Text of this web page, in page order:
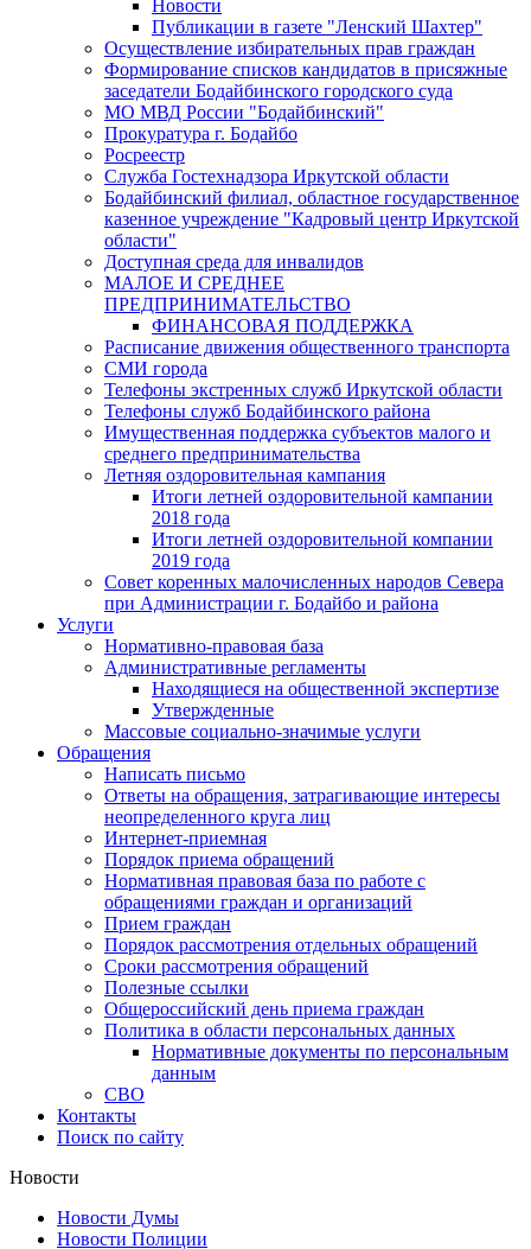
Новости
Публикации в газете "Ленский Шахтер"
Осуществление избирательных прав граждан
Формирование списков кандидатов в присяжные
заседатели Бодайбинского городского суда
МО МВД России "Бодайбинский"
Прокуратура г. Бодайбо
Росреестр
Служба Гостехнадзора Иркутской области
Бодайбинский филиал, областное государственное
казенное учреждение "Кадровый центр Иркутской
области"
Доступная среда для инвалидов
МАЛОЕ И СРЕДНЕЕ
ПРЕДПРИНИМАТЕЛЬСТВО
ФИНАНСОВАЯ ПОДДЕРЖКА
Расписание движения общественного транспорта
СМИ города
Телефоны экстренных служб Иркутской области
Телефоны служб Бодайбинского района
Имущественная поддержка субъектов малого и
среднего предпринимательства
Летняя оздоровительная кампания
Итоги летней оздоровительной кампании
2018 года
Итоги летней оздоровительной компании
2019 года
Совет коренных малочисленных народов Севера
при Администрации г. Бодайбо и района
Услуги
Нормативно-правовая база
Административные регламенты
Находящиеся на общественной экспертизе
Утвержденные
Массовые социально-значимые услуги
Обращения
Написать письмо
Ответы на обращения, затрагивающие интересы
неопределенного круга лиц
Интернет-приемная
Порядок приема обращений
Нормативная правовая база по работе с
обращениями граждан и организаций
Прием граждан
Порядок рассмотрения отдельных обращений
Сроки рассмотрения обращений
Полезные ссылки
Общероссийский день приема граждан
Политика в области персональных данных
Нормативные документы по персональным
данным
СВО
Контакты
Поиск по сайту
Новости
Новости Думы
Новости Полиции